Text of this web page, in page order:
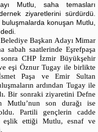
Mutlu, saha temasları
ziyaretlerini sürdürdü.
buluşmalarda konuşan Mutlu,
Başkan Adayı Mimar
sabah saatlerinde Eşrefpaşa
CHP İzmir Büyükşehir
eşi Öznur Tugay ile birlikte
Paşa ve Emir Sultan
ardından Tugay ile
Bir sonraki ziyaretini Defne
Mutlu’nun son durağı ise
Partili gençlerin cadde
eşlik ettiği Mutlu, esnaf ve